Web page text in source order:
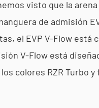
visto que la
de admisión
el EVP V-Flow
V-Flow está
colores RZR